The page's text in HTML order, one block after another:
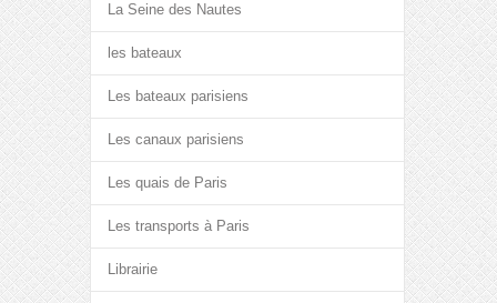
La Seine des Nautes
les bateaux
Les bateaux parisiens
Les canaux parisiens
Les quais de Paris
Les transports à Paris
Librairie